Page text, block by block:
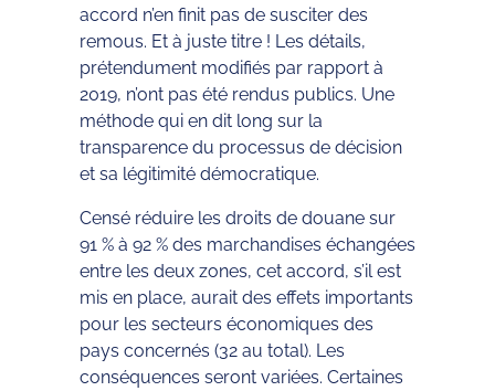
accord n’en finit pas de susciter des
remous. Et à juste titre ! Les détails,
prétendument modifiés par rapport à
2019, n’ont pas été rendus publics. Une
méthode qui en dit long sur la
transparence du processus de décision
et sa légitimité démocratique.
Censé réduire les droits de douane sur
91 % à 92 % des marchandises échangées
entre les deux zones, cet accord, s’il est
mis en place, aurait des effets importants
pour les secteurs économiques des
pays concernés (32 au total). Les
conséquences seront variées. Certaines